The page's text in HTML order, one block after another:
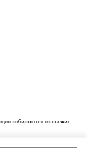
собираются из свежих